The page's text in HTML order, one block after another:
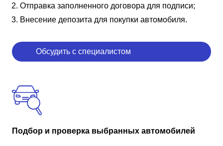
Отправка заполненного договора для подписи;
Внесение депозита для покупки автомобиля.
Обсудить с специалистом
Подбор и проверка выбранных автомобилей